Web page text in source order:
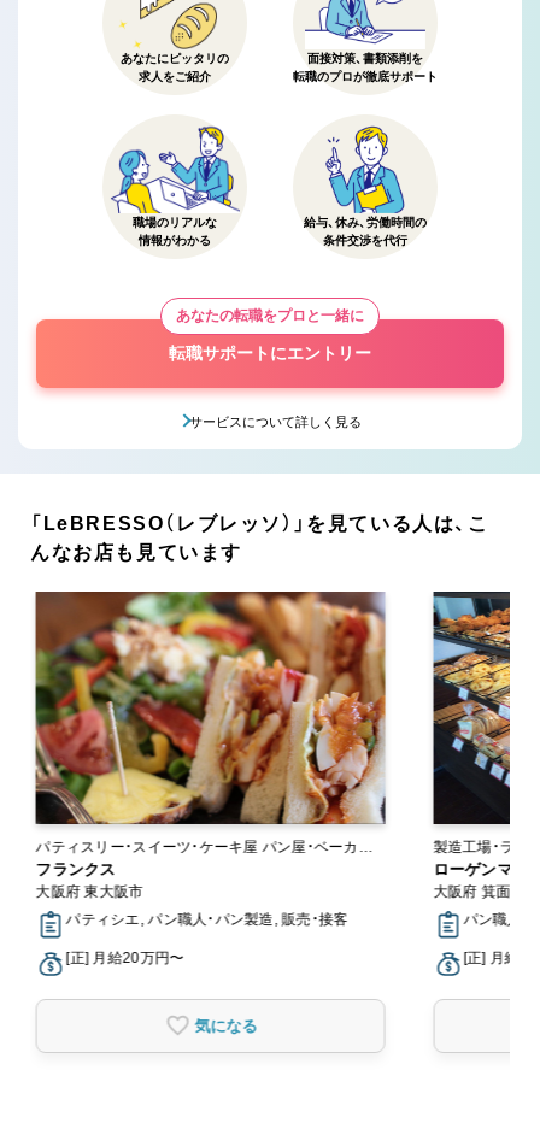
あなたにピッタリの
求人をご紹介
面接対策、書類添削を
転職のプロが徹底サポート
職場のリアルな
情報がわかる
給与、休み、労働時間の
条件交渉を代行
あなたの転職をプロと一緒に
転職サポートにエントリー
サービスについて詳しく見る
「LeBRESSO（レブレッソ）」を見ている人は、こ
んなお店も見ています
パティスリー・スイーツ・ケーキ屋 パン屋・ベーカリ
ー
フランクス
大阪府 東大阪市
パティシエ, パン職人・パン製造, 販売・接客
[正] 月給20万円〜
気になる
ローゲンマイ
大阪府 箕面市
パン職人・
[正] 月給